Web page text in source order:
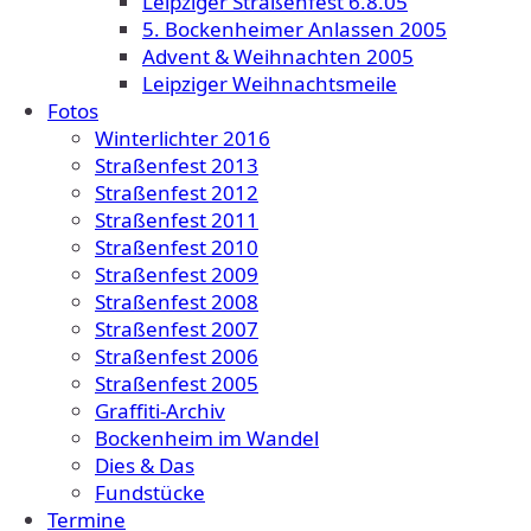
5. Bockenheimer Anlassen 2005
Advent & Weihnachten 2005
Leipziger Weihnachtsmeile
Fotos
Winterlichter 2016
Straßenfest 2013
Straßenfest 2012
Straßenfest 2011
Straßenfest 2010
Straßenfest 2009
Straßenfest 2008
Straßenfest 2007
Straßenfest 2006
Straßenfest 2005
Graffiti-Archiv
Bockenheim im Wandel
Dies & Das
Fundstücke
Termine